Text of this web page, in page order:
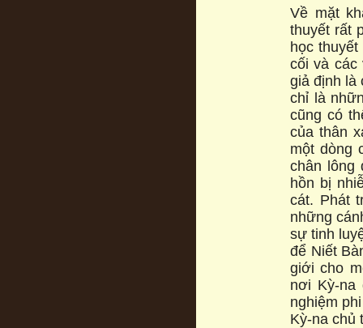
Về mặt
thuyết rất
học
cối và
giả định là
chỉ là
cũng có
của thân
một dòng
chân lông
hồn bị
cát. Phát
những
sự tinh
để Niết
giới cho
nơi Kỳ-na
nghiệm
Kỳ-na chủ